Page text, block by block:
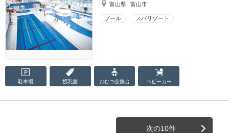
富山県 富山市
プール スパリゾート
駐車場 授乳室 おむつ交換台 ベビーカー
次の10件